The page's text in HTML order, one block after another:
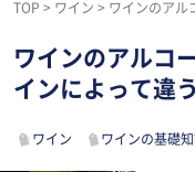
TOP ワイン ワインのアルコ
ワインのアルコ
インによって違
ワイン ワインの基礎